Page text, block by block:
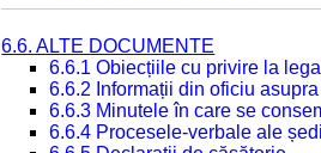
6.6. ALTE DOCUMENTE
6.6.1 Obiecțiile cu privire la
6.6.2 Informații din oficiu
6.6.3 Minutele în care se
6.6.4 Procesele-verbale ale